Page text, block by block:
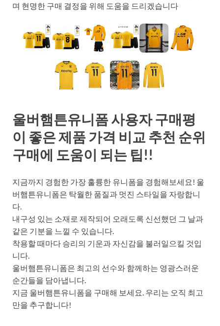
며 현명한 구매 결정을 위해 도움을 드리겠습니다
울버햄튼유니폼 사용자 구매평
이 좋은 제품 가격 비교 추천 순위
구매에 도움이 되는 팁!!
지금까지 경험한 가장 훌륭한 유니폼을 경험해보세요! 울
버햄튼유니폼은 탁월한 품질과 멋진 스타일을 자랑합니
다.
내구성 있는 소재로 제작되어 오래도록 신선했던 그 날과
같은 기분을 느낄 수 있습니다.
착용할 때마다 승리의 기운과 자신감을 불러일으킬 것입
니다.
울버햄튼유니폼은 최고의 선수와 함께하는 영광스러운
순간들을 담아냅니다.
지금 울버햄튼유니폼을 구매해 보세요. 우리는 오직 최고
만을 추구합니다!